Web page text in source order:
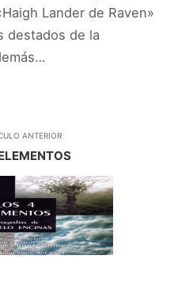
Lander de Raven»
destados de la
ANTERIOR